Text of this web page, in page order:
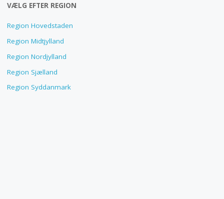
VÆLG EFTER REGION
Region Hovedstaden
Region Midtjylland
Region Nordjylland
Region Sjælland
Region Syddanmark